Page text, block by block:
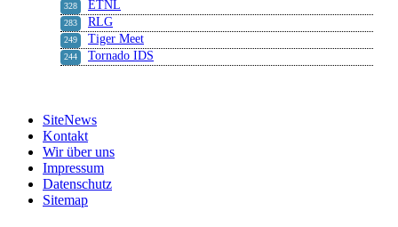
328 ETNL
283 RLG
249 Tiger Meet
244 Tornado IDS
SiteNews
Kontakt
Wir über uns
Impressum
Datenschutz
Sitemap